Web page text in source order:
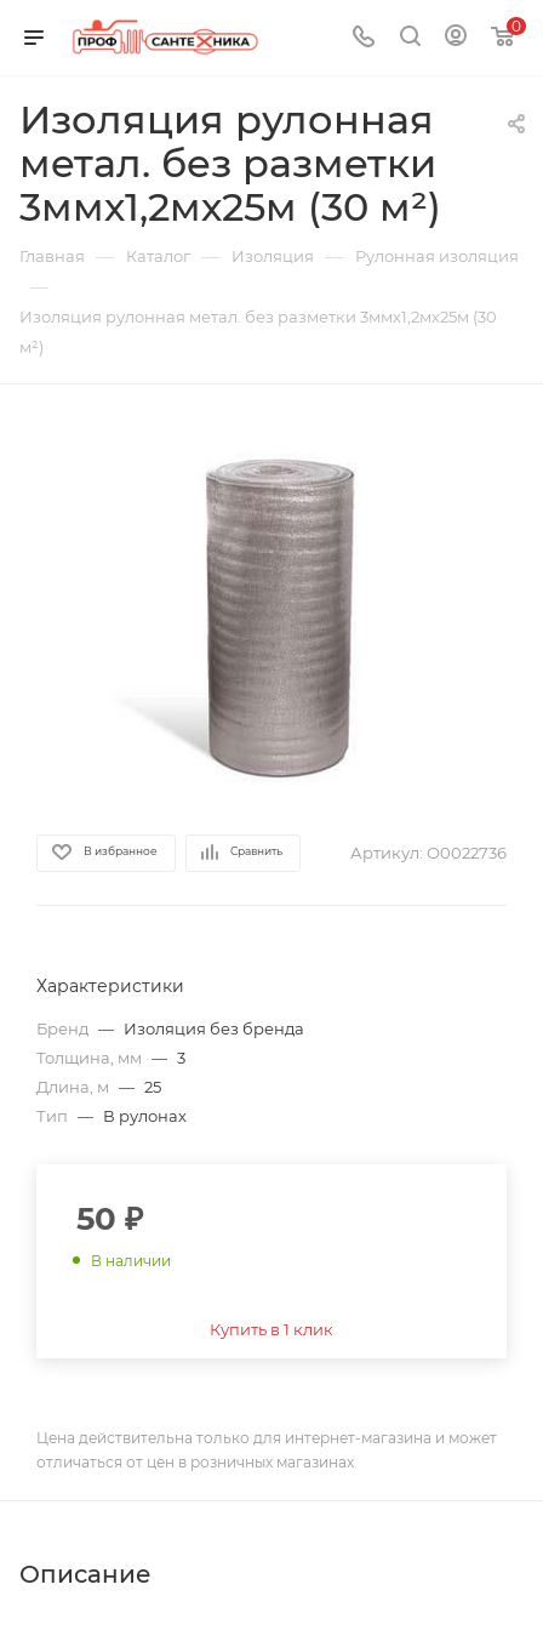
0
Изоляция рулонная
метал. без разметки
3ммх1,2мх25м (30 м²)
Главная — Каталог — Изоляция — Рулонная изоляция
—
Изоляция рулонная метал. без разметки 3ммх1,2мх25м (30
м²)
В избранное Сравнить Артикул: О0022736
Характеристики
Бренд — Изоляция без бренда
Толщина, мм — 3
Длина, м — 25
Тип — В рулонах
50 ₽
В наличии
Купить в 1 клик
Цена действительна только для интернет-магазина и может
отличаться от цен в розничных магазинах
Описание